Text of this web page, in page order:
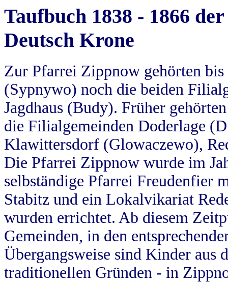
Taufbuch 1838 - 1866
Deutsch Krone
Zur Pfarrei Zippnow gehörten
(Sypnywo) noch die beiden
Jagdhaus (Budy). Früher
die Filialgemeinden Doderlage
Klawittersdorf (Glowaczewo),
Die Pfarrei Zippnow wurde im
selbständige Pfarrei Freudenfier
Stabitz und ein Lokalvikariat
wurden errichtet. Ab diesem
Gemeinden, in den
Übergangsweise sind Kinder aus
traditionellen Gründen - in